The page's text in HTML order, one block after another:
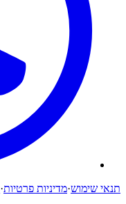
תנאי שימוש·מדיניות פרטיות·